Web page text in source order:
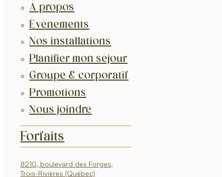
À propos
Événements
Nos installations
Planifier mon séjour
Groupe & corporatif
Promotions
Nous joindre
Forfaits
8210, boulevard des Forges,
Trois-Rivières (Québec)